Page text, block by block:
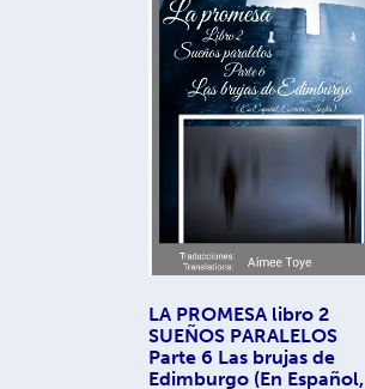
LA PROMESA libro 2
SUEÑOS PARALELOS
Parte 6 Las brujas de
Edimburgo (En Español,